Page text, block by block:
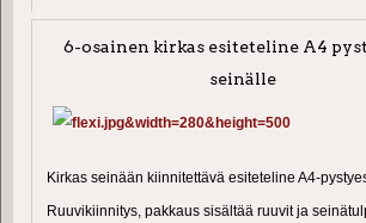
6-osainen kirkas esiteteline A4
seinälle
Kirkas seinään kiinnitettävä esiteteline A4-
Ruuvikiinnitys, pakkaus sisältää ruuvit ja